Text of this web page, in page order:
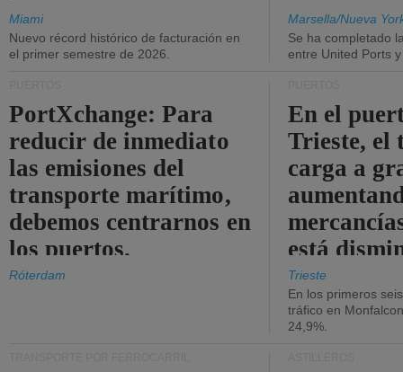
Miami
Nuevo récord histórico de facturación en
el primer semestre de 2026.
Marsella/Nueva
Se ha completado
entre United Ports
PortXchange: Para
reducir de inmediato
las emisiones del
transporte marítimo,
debemos centrarnos en
los puertos.
Róterdam
En el
Trieste, el
carga a
está
Trieste
En los primeros
tráfico en
24,9%.